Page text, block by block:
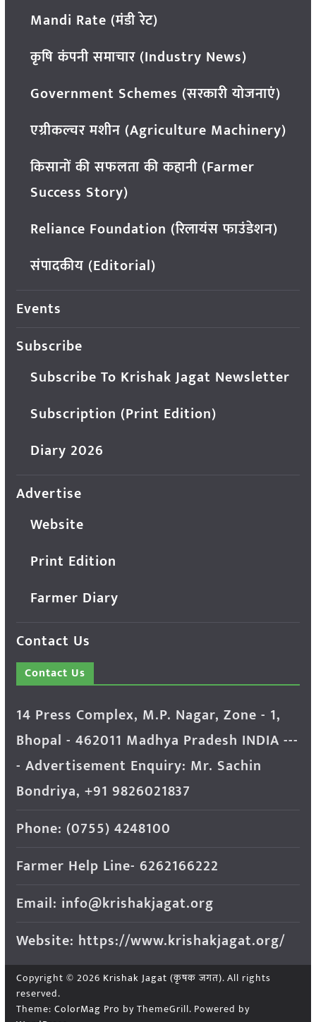
Mandi Rate (मंडी रेट)
कृषि कंपनी समाचार (Industry News)
Government Schemes (सरकारी योजनाएं)
एग्रीकल्चर मशीन (Agriculture Machinery)
किसानों की सफलता की कहानी (Farmer
Success Story)
Reliance Foundation (रिलायंस फाउंडेशन)
संपादकीय (Editorial)
Events
Subscribe
Subscribe To Krishak Jagat Newsletter
Subscription (Print Edition)
Diary 2026
Advertise
Website
Print Edition
Farmer Diary
Contact Us
Contact Us
14 Press Complex, M.P. Nagar, Zone - 1,
Bhopal - 462011 Madhya Pradesh INDIA ---
- Advertisement Enquiry: Mr. Sachin
Bondriya, +91 9826021837
Phone: (0755) 4248100
Farmer Help Line- 6262166222
Email: info@krishakjagat.org
Website: https://www.krishakjagat.org/
Copyright © 2026 Krishak Jagat (कृषक जगत). All rights
reserved.
Theme: ColorMag Pro by ThemeGrill. Powered by